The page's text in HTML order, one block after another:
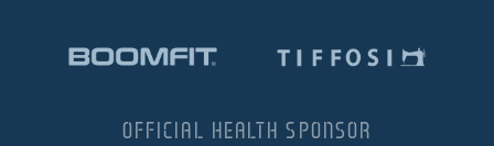
OFFICIAL HEALTH SPONSOR